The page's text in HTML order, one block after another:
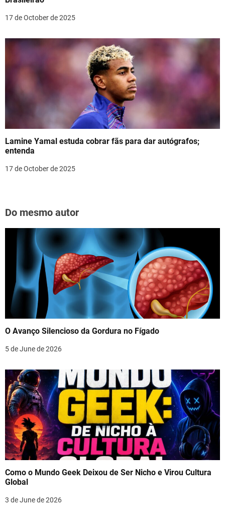
17 de October de 2025
Lamine Yamal estuda cobrar fãs para dar autógrafos;
entenda
17 de October de 2025
Do mesmo autor
O Avanço Silencioso da Gordura no Fígado
5 de June de 2026
Como o Mundo Geek Deixou de Ser Nicho e Virou Cultura
Global
3 de June de 2026